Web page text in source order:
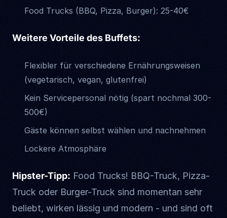
Food Trucks (BBQ, Pizza, Burger): 25-40€
Weitere Vorteile des Buffets:
Flexibler für verschiedene Ernährungsweisen
(vegetarisch, vegan, glutenfrei)
Kein Servicepersonal nötig (spart nochmal 300-
500€)
Gäste können selbst wählen und nachnehmen
Lockere Atmosphäre
Hipster-Tipp: Food Trucks! BBQ-Truck, Pizza-
Truck oder Burger-Truck sind momentan sehr
beliebt, wirken lässig und modern - und sind oft